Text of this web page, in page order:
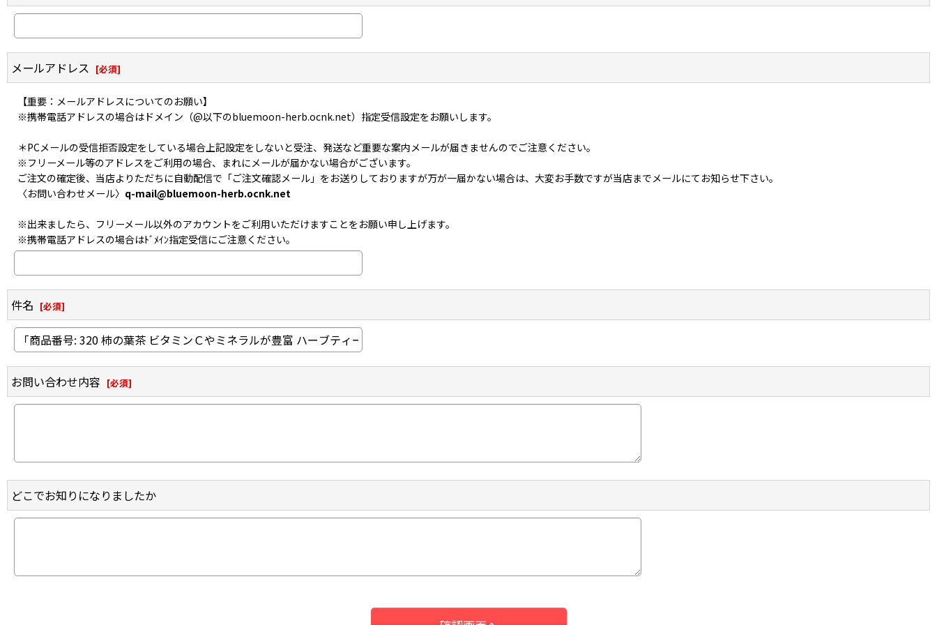
メールアドレス [必須]
【重要：メールアドレスについてのお願い】
※携帯電話アドレスの場合はドメイン（@以下のbluemoon-herb.ocnk.net）指定受信設定をお願いします。
＊PCメールの受信拒否設定をしている場合上記設定をしないと受注、発送など重要な案内メールが届きませんのでご注意ください。
※フリーメール等のアドレスをご利用の場合、まれにメールが届かない場合がございます。
ご注文の確定後、当店よりただちに自動配信で「ご注文確認メール」をお送りしておりますが万が一届かない場合は、大変お手数ですが当店までメールにてお知らせ下さい。
〈お問い合わせメール〉 q-mail@bluemoon-herb.ocnk.net
※出来ましたら、フリーメール以外のアカウントをご利用いただけますことをお願い申し上げます。
※携帯電話アドレスの場合はﾄﾞﾒｲﾝ指定受信にご注意ください。
件名 [必須]
お問い合わせ内容 [必須]
どこでお知りになりましたか